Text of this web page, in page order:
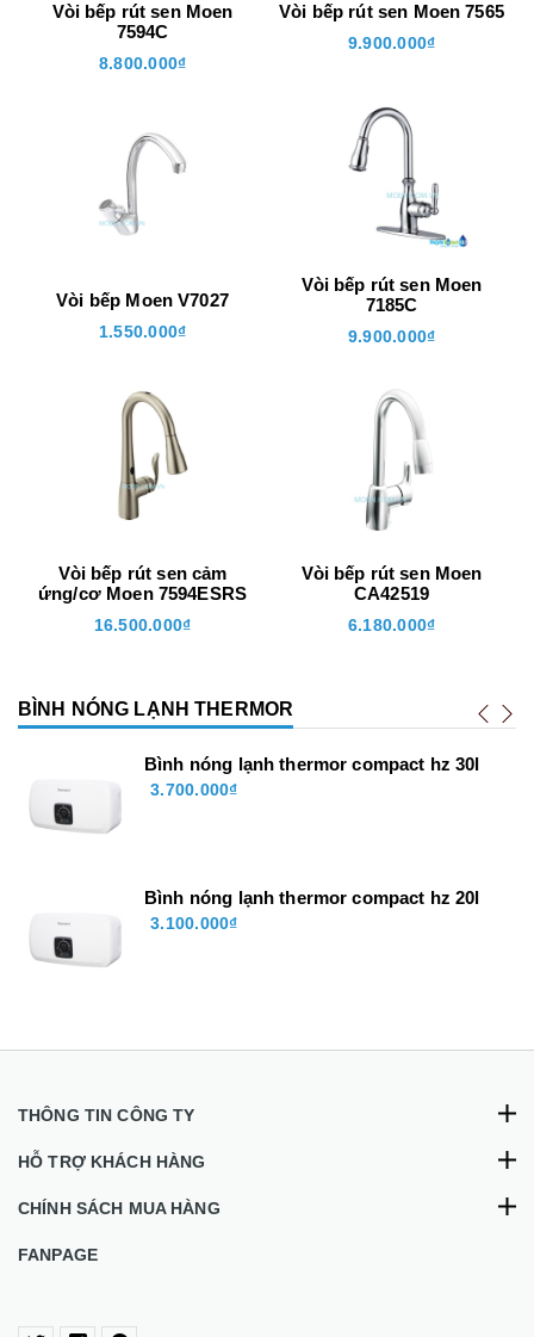
Vòi bếp rút sen Moen
7594C
8.800.000₫
Vòi bếp Moen V7027
1.550.000₫
Vòi bếp rút sen cảm
ứng/cơ Moen 7594ESRS
16.500.000₫
Vòi bếp rút sen Moen 7565
9.900.000₫
Vòi bếp rút sen Moen
7185C
9.900.000₫
Vòi bếp rút sen Moen
CA42519
6.180.000₫
BÌNH NÓNG LẠNH THERMOR
Bình nóng lạnh thermor compact hz 30l
3.700.000₫
Bình nóng lạnh thermor compact hz 20l
3.100.000₫
THÔNG TIN CÔNG TY
HỖ TRỢ KHÁCH HÀNG
CHÍNH SÁCH MUA HÀNG
FANPAGE